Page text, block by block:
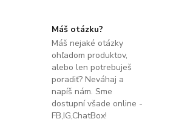
Máš otázku?
Máš nejaké otázky
ohľadom produktov,
alebo len potrebuješ
poradiť? Neváhaj a
napíš nám. Sme
dostupní všade online -
FB,IG,ChatBox!